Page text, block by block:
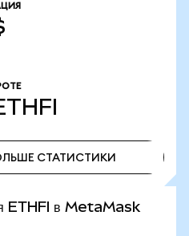
СТАТИСТИКИ
ETHFI в MetaMask